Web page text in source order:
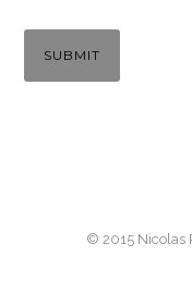
© 2015 Nicolas